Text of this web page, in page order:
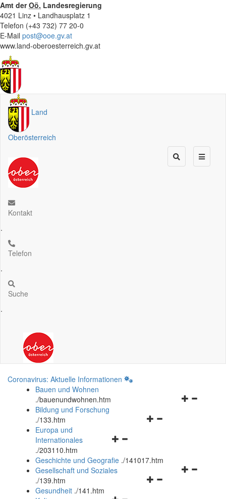
Amt derOö. Landesregierung
4021 Linz • Landhausplatz 1
Telefon (+43 732) 77 20-0
E-Mail post@ooe.gv.at
www.land-oberoesterreich.gv.at
Land
Oberösterreich
Kontakt
.
Telefon
.
Suche
.
Coronavirus: Aktuelle Informationen
Bauen und Wohnen
./bauenundwohnen.htm
Navigationsmenü
Bildung und Forschung
./133.htm
Navigationsmenü
und
schließen
Europa und
Internationales
./203110.htm
Geschichte und Geografie ./141017.htm
Navigationsmenü
Gesellschaft und Soziales
./139.htm
Gesundheit ./141.htm